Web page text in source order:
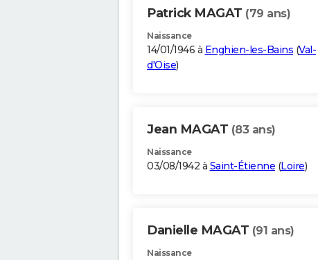
Patrick MAGAT (79 ans)
Naissance
14/01/1946 à Enghien-les-Bains (Val-
d'Oise)
Jean MAGAT (83 ans)
Naissance
03/08/1942 à Saint-Étienne (Loire)
Danielle MAGAT (91 ans)
Naissance